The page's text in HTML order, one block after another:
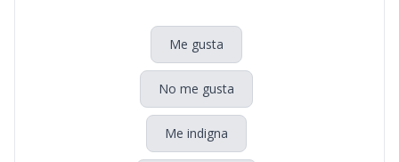
Me gusta
No me gusta
Me indigna